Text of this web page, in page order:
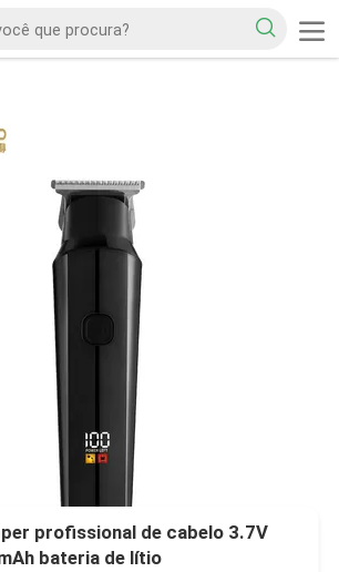
profissional de cabelo 3.7V
bateria de lítio